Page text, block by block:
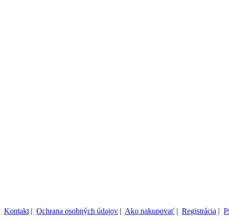
Kontakt | Ochrana osobných údajov | Ako nakupovať | Registrácia |